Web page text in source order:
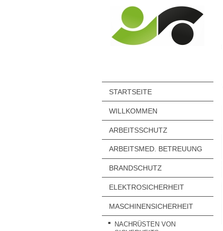
STARTSEITE
WILLKOMMEN
ARBEITSSCHUTZ
ARBEITSMED. BETREUUNG
BRANDSCHUTZ
ELEKTROSICHERHEIT
MASCHINENSICHERHEIT
NACHRÜSTEN VON